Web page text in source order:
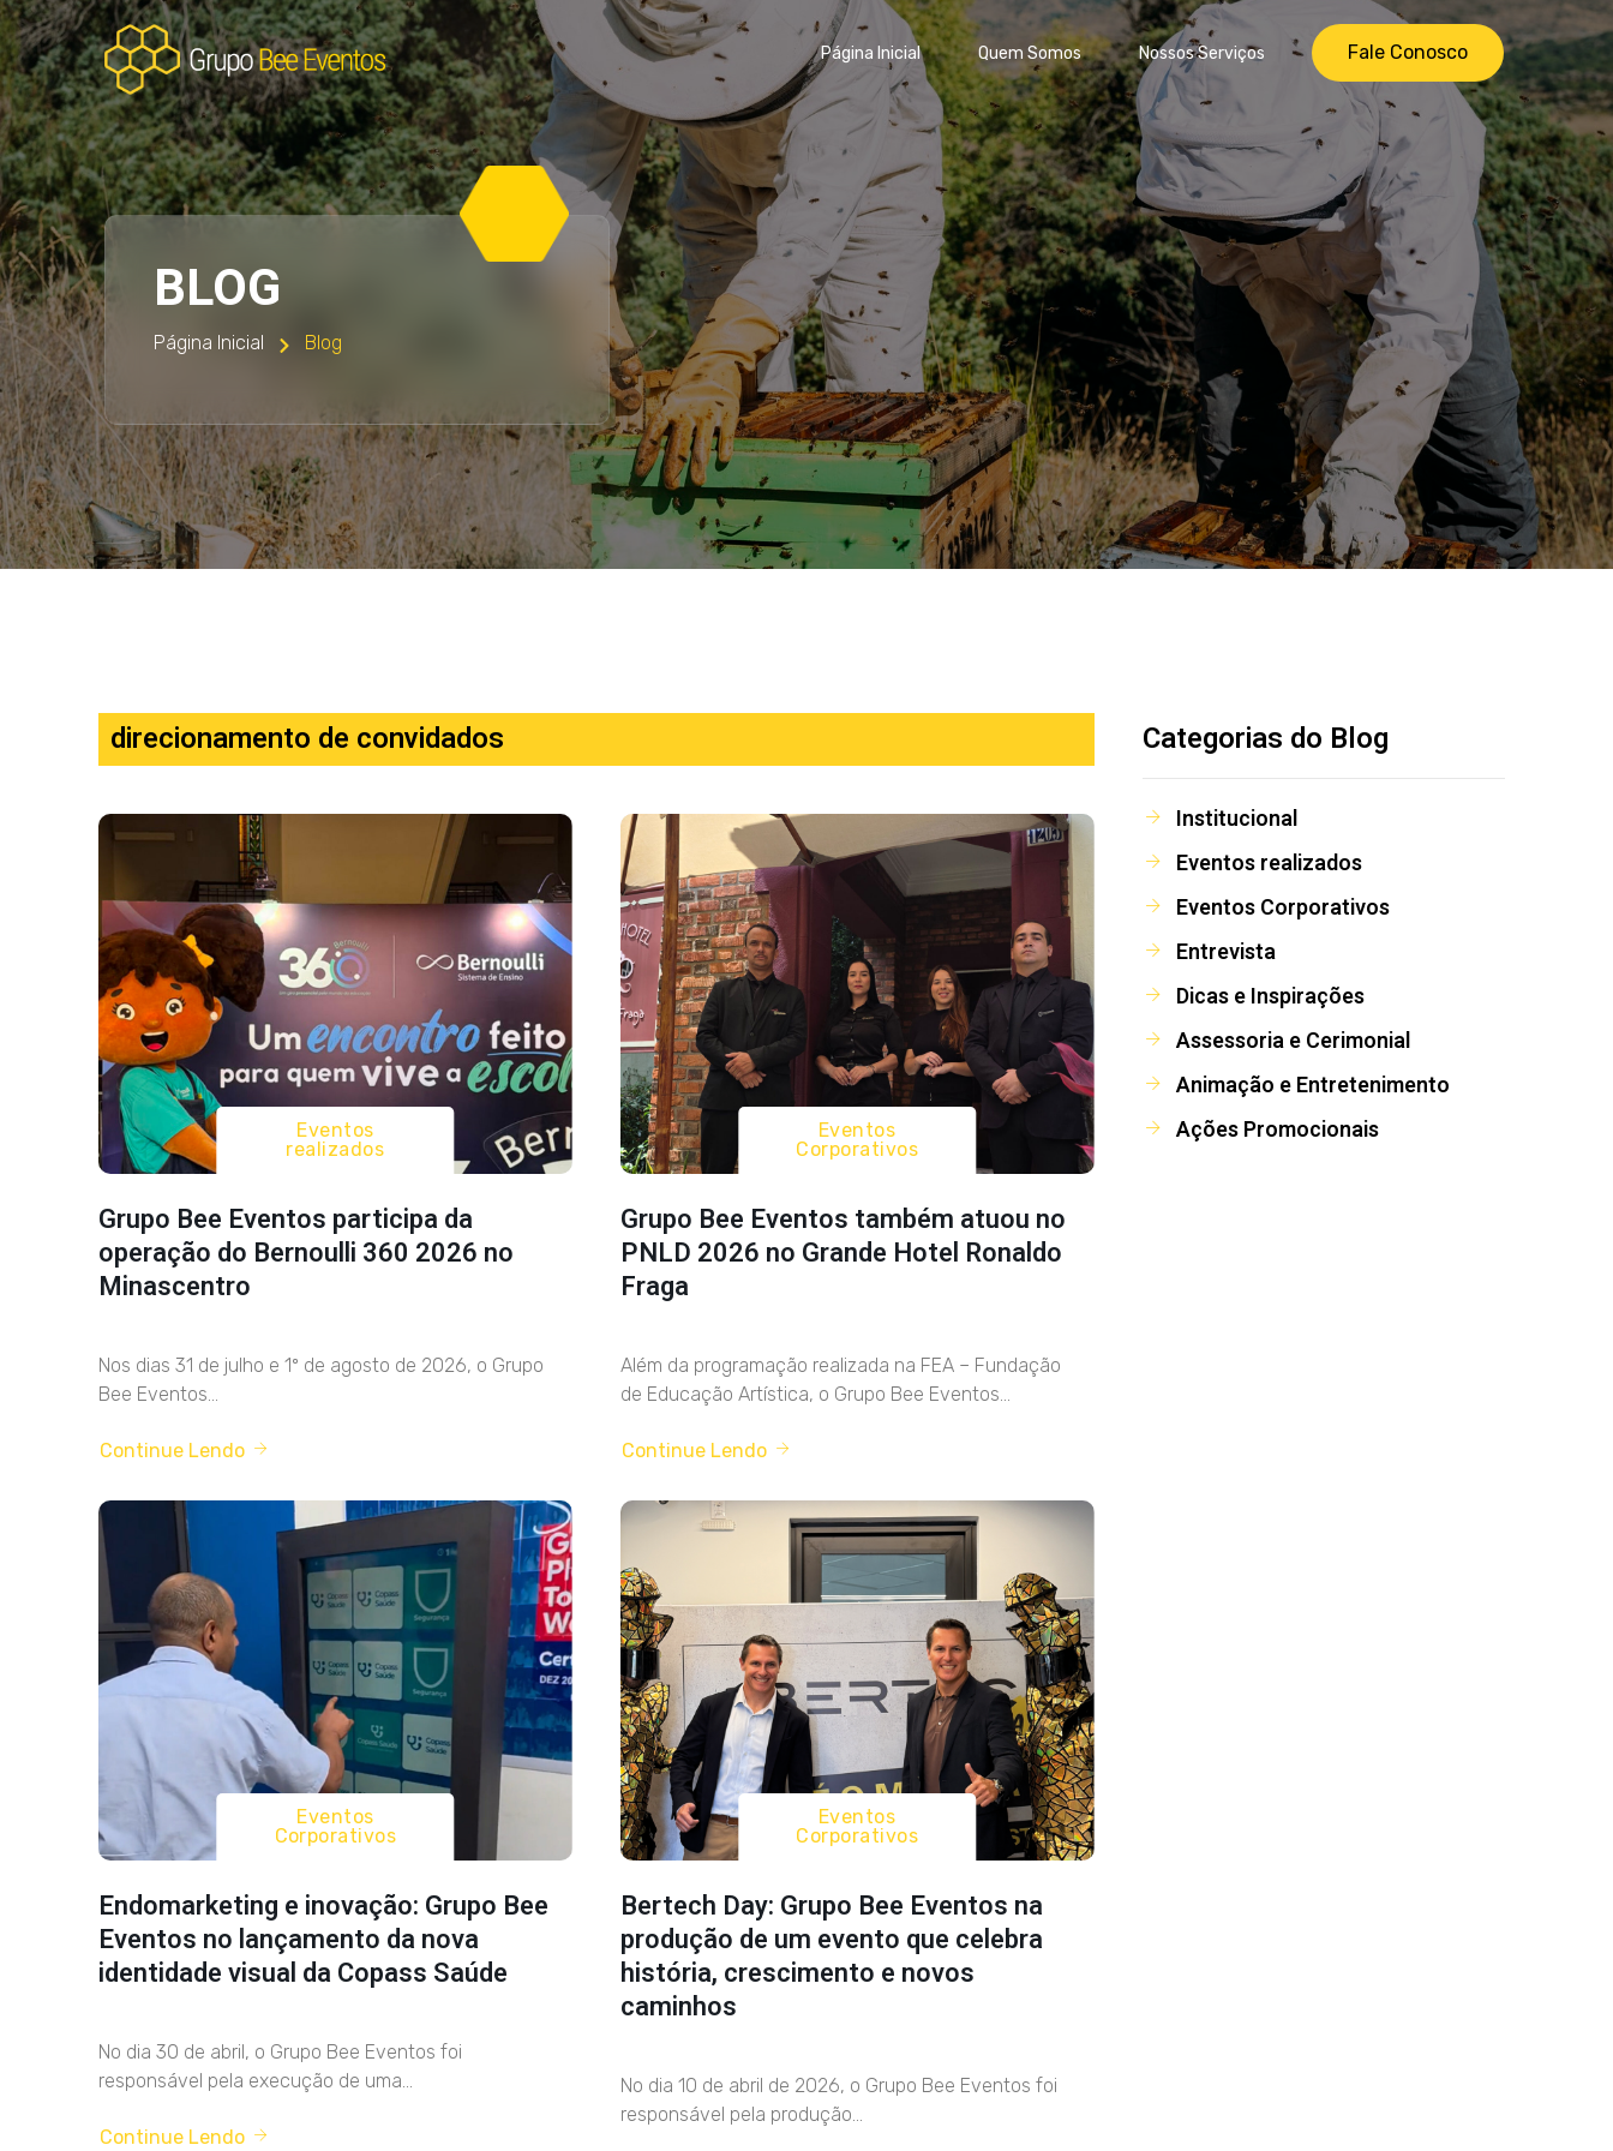
Página Inicial Quem Somos Nossos Serviços Fale Conosco
BLOG
Página Inicial Blog
direcionamento de convidados
Eventos
realizados
Grupo Bee Eventos participa da
operação do Bernoulli 360 2026 no
Minascentro
Nos dias 31 de julho e 1º de agosto de 2026, o Grupo
Bee Eventos...
Continue Lendo
Eventos
Corporativos
Grupo Bee Eventos também atuou no
PNLD 2026 no Grande Hotel Ronaldo
Fraga
Além da programação realizada na FEA – Fundação
de Educação Artística, o Grupo Bee Eventos...
Continue Lendo
Eventos
Corporativos
Endomarketing e inovação: Grupo Bee
Eventos no lançamento da nova
identidade visual da Copass Saúde
No dia 30 de abril, o Grupo Bee Eventos foi
responsável pela execução de uma...
Continue Lendo
Eventos
Corporativos
Bertech Day: Grupo Bee Eventos na
produção de um evento que celebra
história, crescimento e novos
caminhos
No dia 10 de abril de 2026, o Grupo Bee Eventos foi
responsável pela produção...
Categorias do Blog
Institucional
Eventos realizados
Eventos Corporativos
Entrevista
Dicas e Inspirações
Assessoria e Cerimonial
Animação e Entretenimento
Ações Promocionais